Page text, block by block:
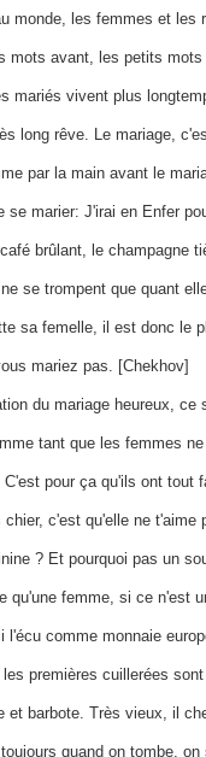
monde, les femmes et
mots avant, les petits
mariés vivent plus
long rêve. Le mariage,
par la main avant le
se marier: J'irai en Enfer
brûlant, le champagne
se trompent que quant
sa femelle, il est donc le
mariez pas. [Chekhov]
du mariage heureux,
tant que les femmes
pour ça qu'ils ont
c'est qu'elle ne t'aime
? Et pourquoi pas un
qu'une femme, si ce n'est
l'écu comme monnaie
premières cuillerées
et barbote. Très vieux, il
quand on tombe, on